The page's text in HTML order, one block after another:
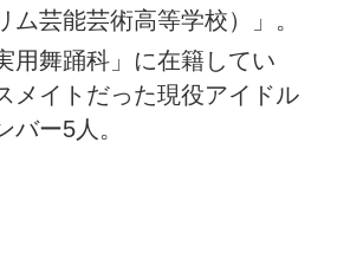
ム芸能芸術高等学校）」。
用舞踊科」に在籍してい
メイトだった現役アイドル
バー5人。